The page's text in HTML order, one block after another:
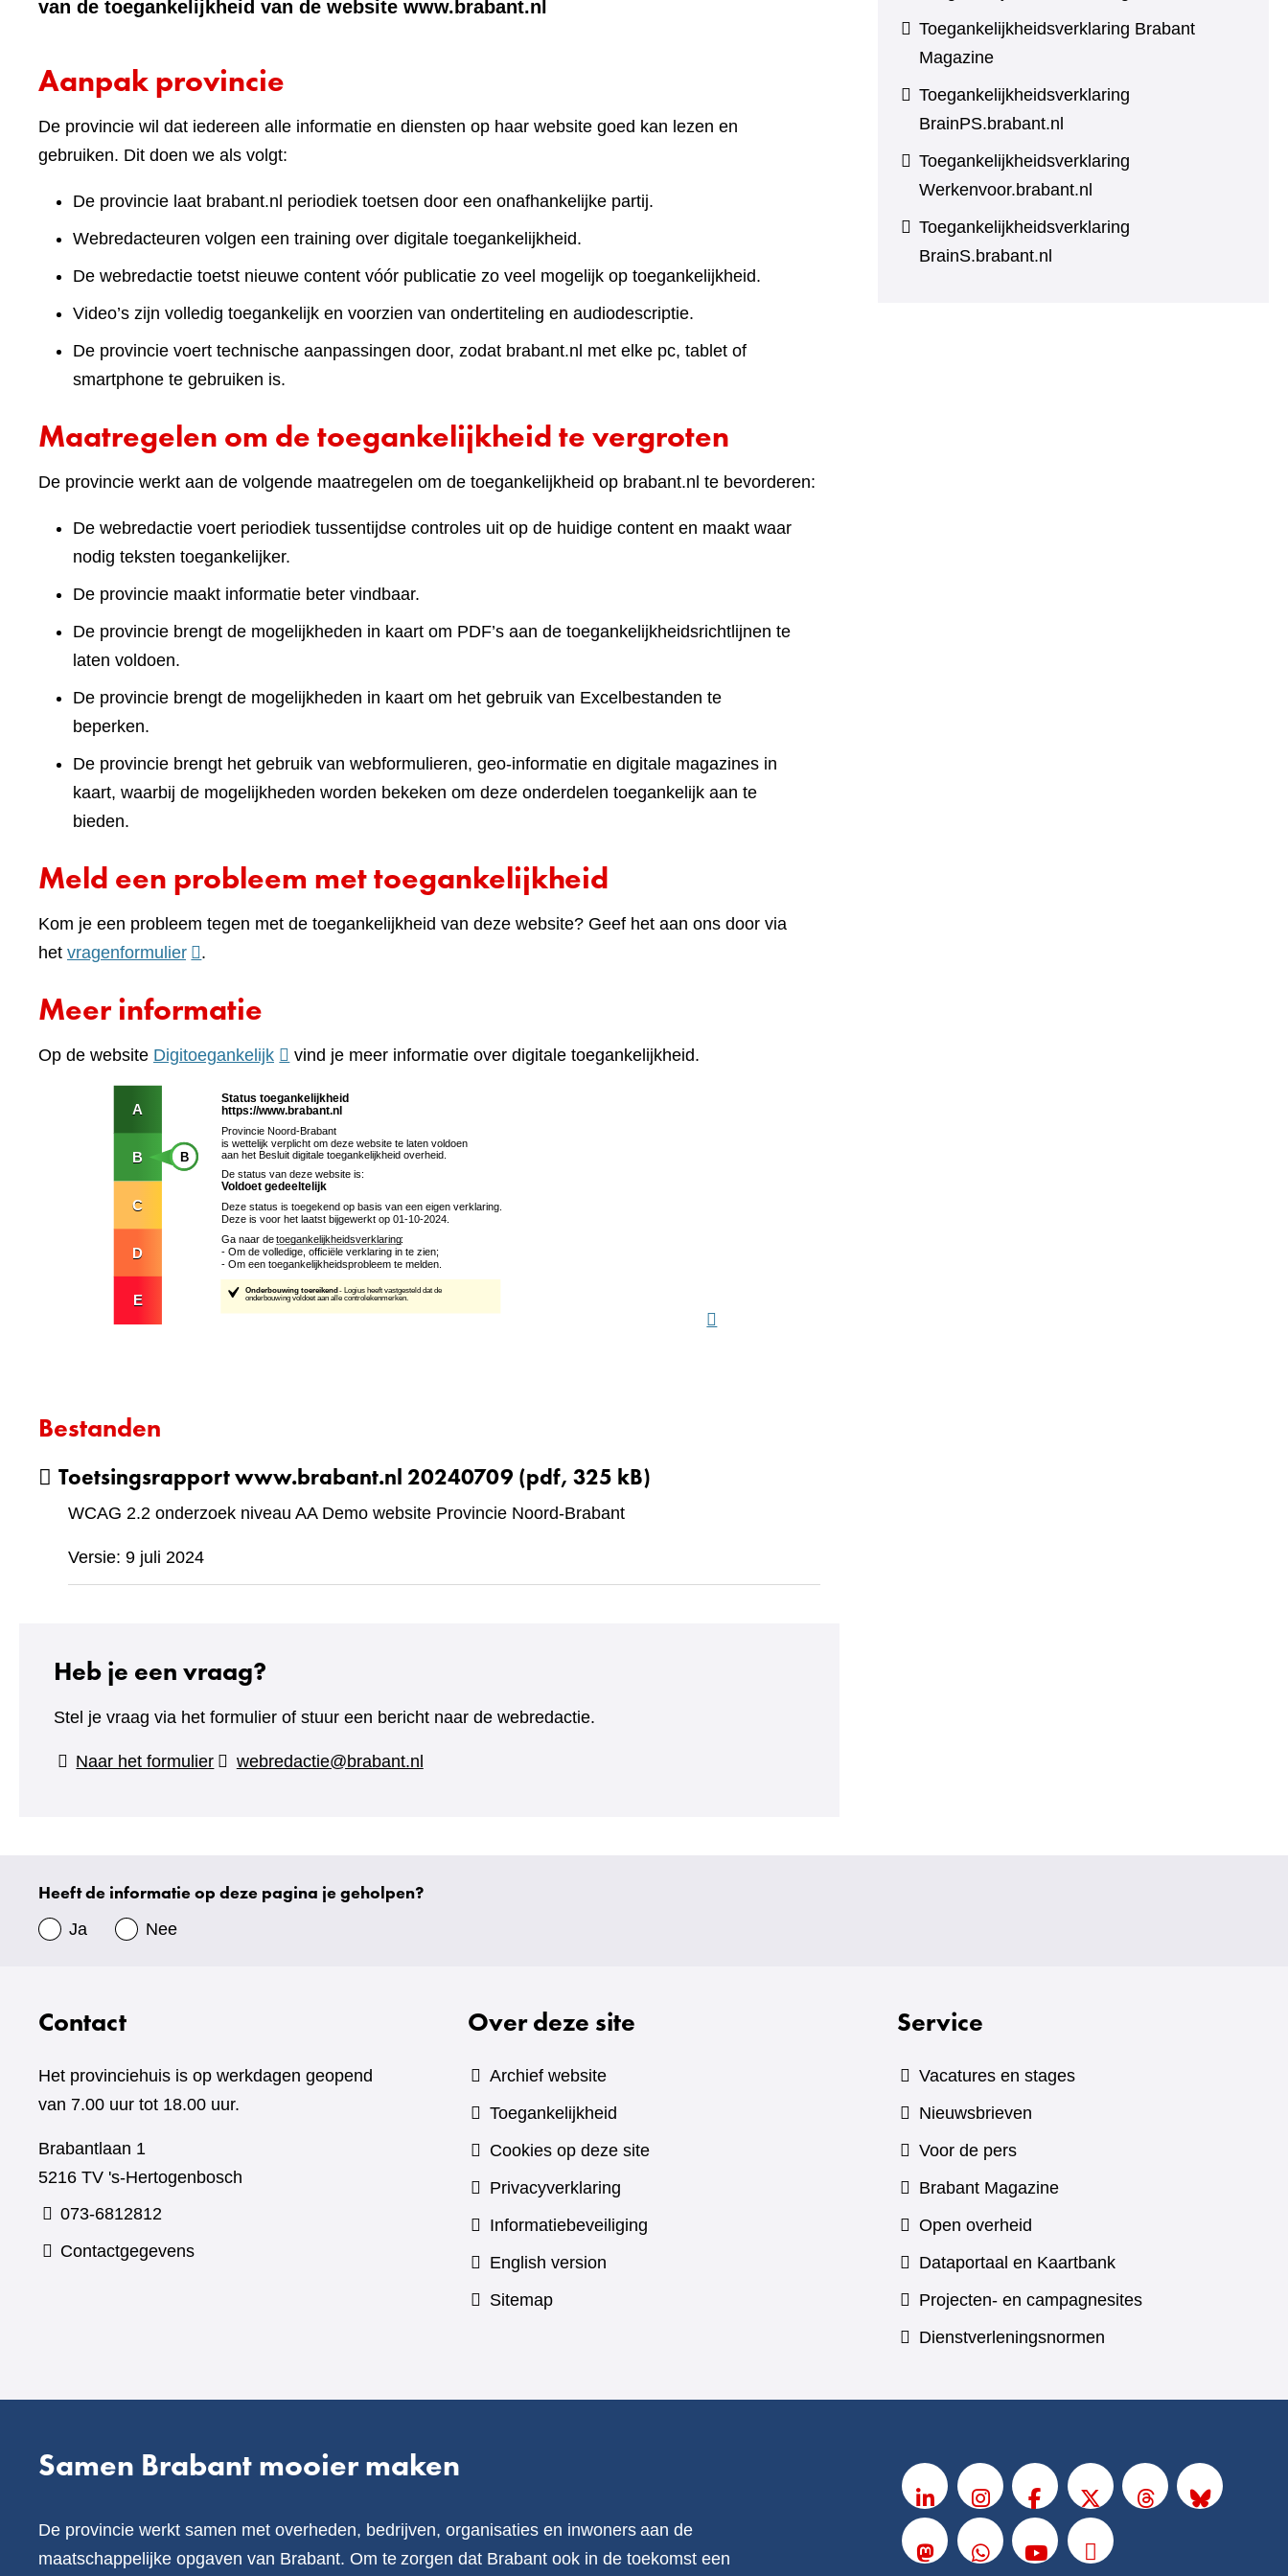
van de toegankelijkheid van de website www.brabant.nl
Aanpak provincie
De provincie wil dat iedereen alle informatie en diensten op haar website goed kan lezen en
gebruiken. Dit doen we als volgt:
De provincie laat brabant.nl periodiek toetsen door een onafhankelijke partij.
Webredacteuren volgen een training over digitale toegankelijkheid.
De webredactie toetst nieuwe content vóór publicatie zo veel mogelijk op toegankelijkheid.
Video’s zijn volledig toegankelijk en voorzien van ondertiteling en audiodescriptie.
De provincie voert technische aanpassingen door, zodat brabant.nl met elke pc, tablet of
smartphone te gebruiken is.
Maatregelen om de toegankelijkheid te vergroten
De provincie werkt aan de volgende maatregelen om de toegankelijkheid op brabant.nl te bevorderen:
De webredactie voert periodiek tussentijdse controles uit op de huidige content en maakt waar
nodig teksten toegankelijker.
De provincie maakt informatie beter vindbaar.
De provincie brengt de mogelijkheden in kaart om PDF’s aan de toegankelijkheidsrichtlijnen te
laten voldoen.
De provincie brengt de mogelijkheden in kaart om het gebruik van Excelbestanden te
beperken.
De provincie brengt het gebruik van webformulieren, geo-informatie en digitale magazines in
kaart, waarbij de mogelijkheden worden bekeken om deze onderdelen toegankelijk aan te
bieden.
Meld een probleem met toegankelijkheid
Kom je een probleem tegen met de toegankelijkheid van deze website? Geef het aan ons door via
het vragenformulier(verwijst
een
website)
.
Meer informatie
Op de website Digitoegankelijk(verwijst
een
andere
website)
vind je meer informatie over digitale toegankelijkheid.
Bestanden
Toetsingsrapport www.brabant.nl 20240709 (pdf, 325 kB)
WCAG 2.2 onderzoek niveau AA Demo website Provincie Noord-Brabant
Versie: 9 juli 2024
Heb je een vraag?
Stel je vraag via het formulier of stuur een bericht naar de webredactie.
Naar het formulier(verwijst
webredactie@brabant.nl
Toegankelijkheidsverklaring Brabant
Magazine
Toegankelijkheidsverklaring
BrainPS.brabant.nl
Toegankelijkheidsverklaring
Werkenvoor.brabant.nl
Toegankelijkheidsverklaring
BrainS.brabant.nl
Uw
gegevens
Heeft de informatie op deze pagina je geholpen?
Ja Nee
Contact
Het provinciehuis is op werkdagen geopend
van 7.00 uur tot 18.00 uur.
Brabantlaan 1
5216 TV 's-Hertogenbosch
073-6812812
Contactgegevens
Over deze site
Archief website
Toegankelijkheid
Cookies op deze site
Privacyverklaring
Informatiebeveiliging
English version
Sitemap
Service
Vacatures en stages
Nieuwsbrieven
Voor de pers
Brabant Magazine(verwijst
andere
website)
Open overheid
Dataportaal en Kaartbank(verwijst
naar
Projecten- en campagnesites
Dienstverleningsnormen
Samen Brabant mooier maken
De provincie werkt samen met overheden, bedrijven, organisaties en inwoners aan de
maatschappelijke opgaven van Brabant. Om te zorgen dat Brabant ook in de toekomst een
LinkedInInstagramFacebook
X